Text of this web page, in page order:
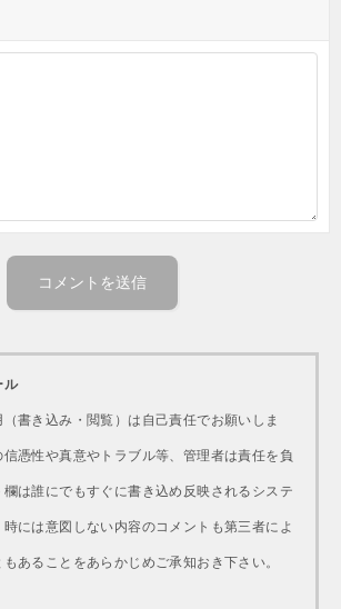
ル
書き込み・閲覧）は自己責任でお願いしま
憑性や真意やトラブル等、管理者は責任を負
は誰にでもすぐに書き込め反映されるシステ
には意図しない内容のコメントも第三者によ
あることをあらかじめご承知おき下さい。